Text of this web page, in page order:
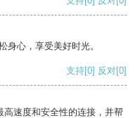
身心，享受美好时光。
支持[0] 反对[0]
速度和安全性的连接，并帮